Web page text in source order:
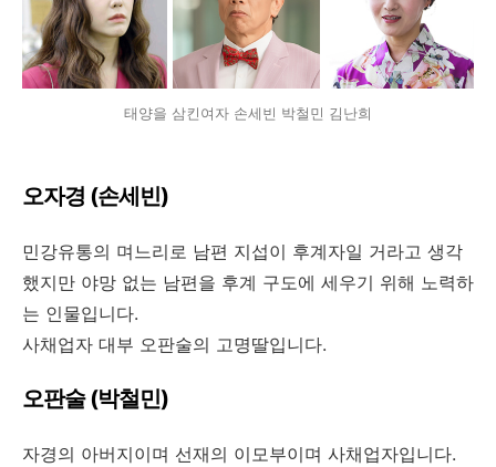
태양을 삼킨여자 손세빈 박철민 김난희
오자경 (손세빈)
민강유통의 며느리로 남편 지섭이 후계자일 거라고 생각
했지만 야망 없는 남편을 후계 구도에 세우기 위해 노력하
는 인물입니다.
사채업자 대부 오판술의 고명딸입니다.
오판술 (박철민)
자경의 아버지이며 선재의 이모부이며 사채업자입니다.